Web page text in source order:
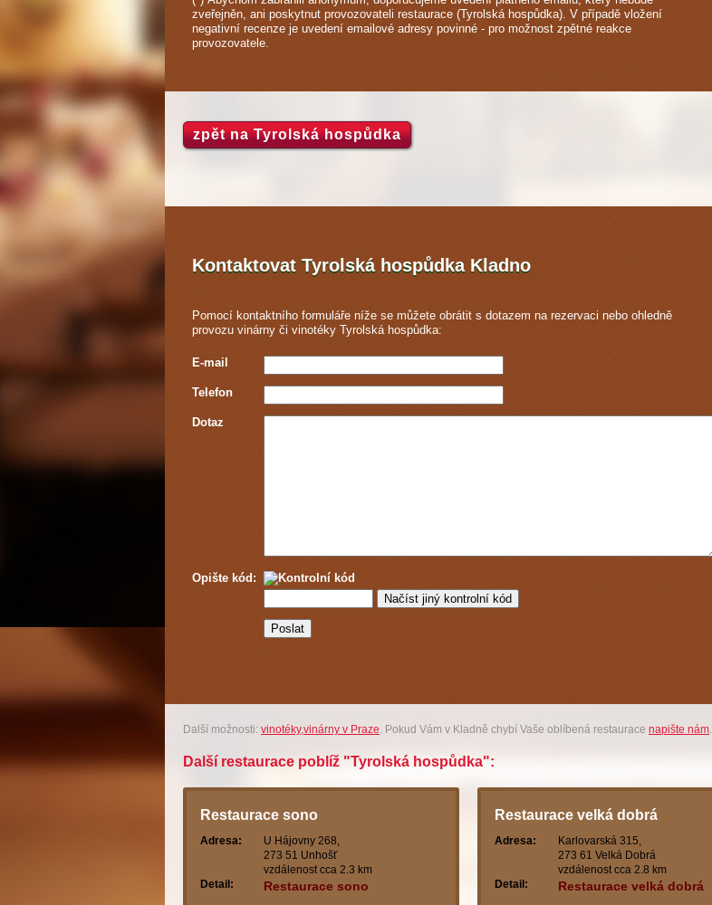
zveřejněn, ani poskytnut provozovateli restaurace (Tyrolská hospůdka). V případě vložení
negativní recenze je uvedení emailové adresy povinné - pro možnost zpětné reakce
provozovatele.
zpět na Tyrolská hospůdka
Kontaktovat Tyrolská hospůdka Kladno
Pomocí kontaktního formuláře níže se můžete obrátit s dotazem na rezervaci nebo ohledně
provozu vinárny či vinotéky Tyrolská hospůdka:
E-mail
Telefon
Dotaz
Opište kód:
Další možnosti: vinotéky,vinárny v Praze. Pokud Vám v Kladně chybí Vaše oblíbená restaurace napište nám.
Další restaurace poblíž "Tyrolská hospůdka":
Restaurace sono
Adresa:
U Hájovny 268,
273 51 Unhošť
vzdálenost cca 2.3 km
Detail:
Restaurace sono
Restaurace velká dobrá
Adresa:
Karlovarská 315,
273 61 Velká Dobrá
vzdálenost cca 2.8 km
Detail:
Restaurace velká dobrá